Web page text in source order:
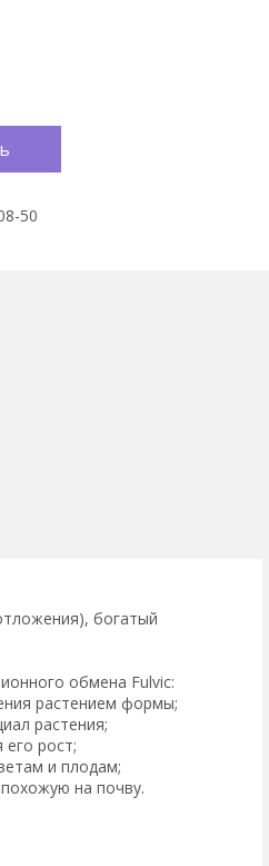
50
богатый
обмена Fulvic:
растением формы;
растения;
рост;
и плодам;
на почву.